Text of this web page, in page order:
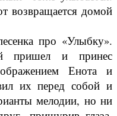
возвращается домой
про «Улыбку».
пришел и принес
Енота и
их перед собой и
мелодии, но ни